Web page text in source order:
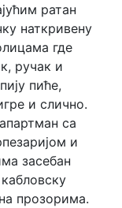
ратан
наткривену
где
ручак и
пиће,
и слично.
са
и
засебан
прозорима.